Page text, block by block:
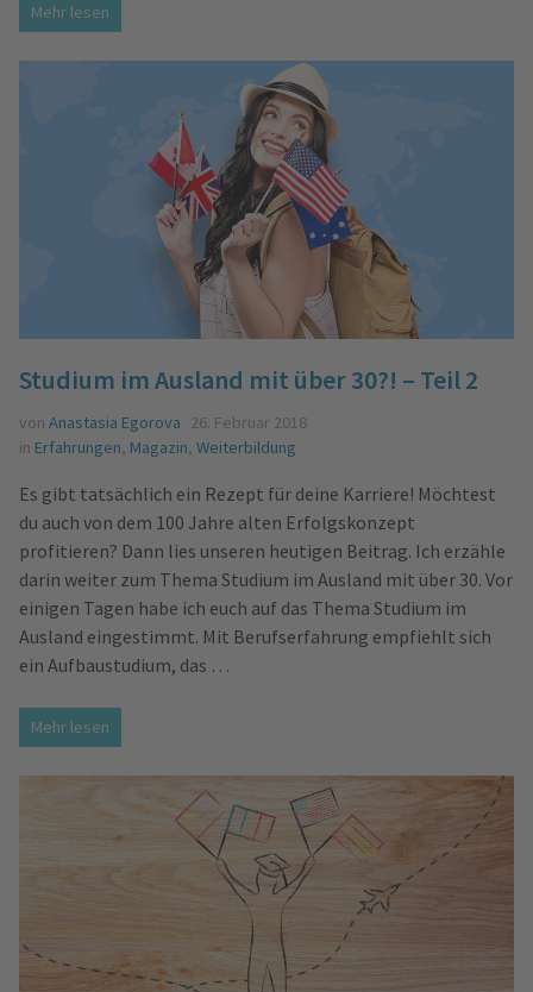
Mehr lesen
Studium im Ausland mit über 30?! – Teil 2
von Anastasia Egorova 26. Februar 2018
in Erfahrungen, Magazin, Weiterbildung
Es gibt tatsächlich ein Rezept für deine Karriere! Möchtest
du auch von dem 100 Jahre alten Erfolgskonzept
profitieren? Dann lies unseren heutigen Beitrag. Ich erzähle
darin weiter zum Thema Studium im Ausland mit über 30. Vor
einigen Tagen habe ich euch auf das Thema Studium im
Ausland eingestimmt. Mit Berufserfahrung empfiehlt sich
ein Aufbaustudium, das …
Mehr lesen